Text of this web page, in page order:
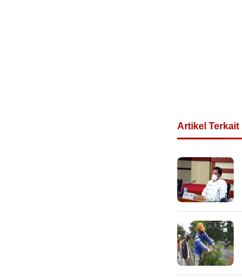
Artikel Terkait